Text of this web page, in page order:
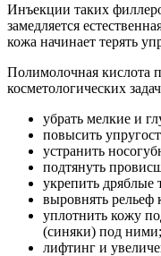
Инъекции таких
замедляется
кожа начинает терять
Полимолочная кислота
косметологических
убрать мелкие и
повысить
устранить
подтянуть
укрепить дряблые
выровнять рельеф
уплотнить кожу
(синяки) под ними;
лифтинг и